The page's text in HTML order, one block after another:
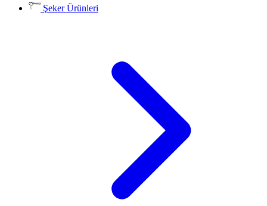
Şeker Ürünleri